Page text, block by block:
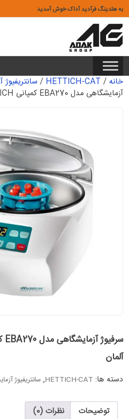
Skip
to
content
به هلدینگ فرآدید آداک خوش آمدید
خانه /
HETTICH-CAT
/
آزمایشگاهی مدل EBA270 کمپانی HETTICH آلمان
آلمان
دسته ها: HETTICH-CAT
, سانتریفیوژ
توضیحات نظرات (0)